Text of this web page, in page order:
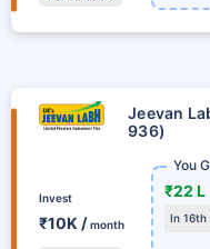
Jeevan
936)
Invest
₹10K /month
You
₹22 L
In 16th